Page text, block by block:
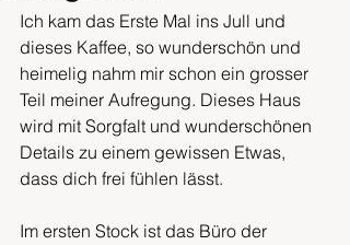
Ich kam das Erste Mal ins Jull und
dieses Kaffee, so wunderschön und
heimelig nahm mir schon ein grosser
Teil meiner Aufregung. Dieses Haus
wird mit Sorgfalt und wunderschönen
Details zu einem gewissen Etwas,
dass dich frei fühlen lässt.
Im ersten Stock ist das Büro der